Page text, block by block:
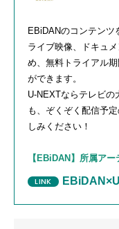
EBiDANのコンテンツ
ライブ映像、ドキュメ
め、無料トライアル
ができます。
U-NEXTならテレビ
も、ぞくぞく配信予
しみください！
【EBiDAN】所属ア